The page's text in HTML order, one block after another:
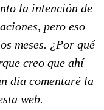
la intención de
pero eso
meses. ¿Por qué
creo que ahí
día comentaré la
web.